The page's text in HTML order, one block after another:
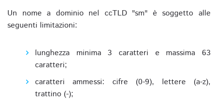
Un nome a dominio nel ccTLD "sm" è soggetto alle
seguenti limitazioni:
lunghezza minima 3 caratteri e massima 63
caratteri;
caratteri ammessi: cifre (0-9), lettere (a-z),
trattino (-);